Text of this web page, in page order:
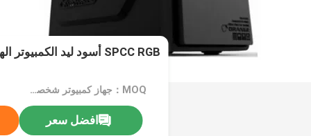
SPCC RGB أسود ليد الكمبيوتر الهيكل للوحة الأم ATX
MOQ：جهاز كمبيوتر شخصى 1000
افضل سعر